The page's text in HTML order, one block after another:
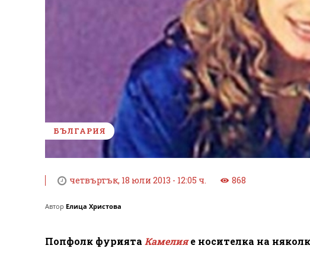
БЪЛГАРИЯ
четвъртък, 18 юли 2013 - 12:05 ч. 868
Автор Елица Христова
Попфолк фурията Камелияе носителка на